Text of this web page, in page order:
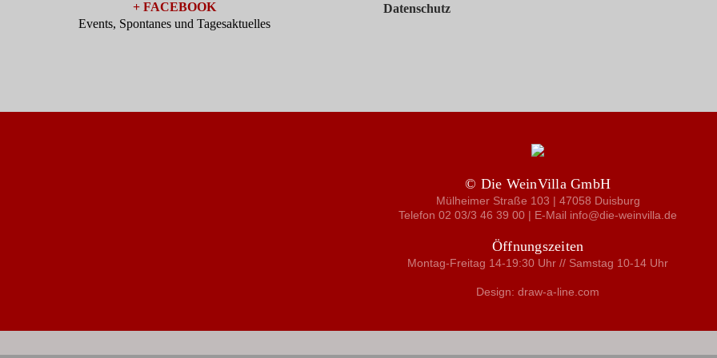
+ FACEBOOK
Events, Spontanes und Tagesaktuelles
Datenschutz
© Die WeinVilla GmbH
Mülheimer Straße 103 | 47058 Duisburg
Telefon 02 03/3 46 39 00 | E-Mail info@die-weinvilla.de
Öffnungszeiten
Montag-Freitag 14-19:30 Uhr // Samstag 10-14 Uhr
Design: draw-a-line.com